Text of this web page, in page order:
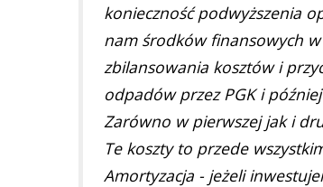
konieczność podwyższenia
nam środków finansowych
zbilansowania kosztów i
odpadów przez PGK i
Zarówno w pierwszej jak i
Te koszty to przede
Amortyzacja - jeżeli